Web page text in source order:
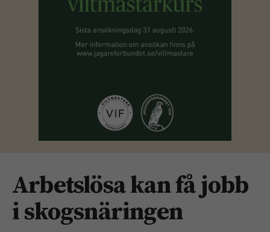
Arbetslösa kan få jobb
i skogsnäringen